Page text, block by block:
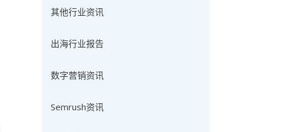
其他行业资讯
出海行业报告
数字营销资讯
Semrush资讯